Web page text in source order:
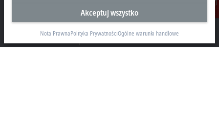
Kontakt
Siedziba Główna Polska
Beckhoff Automation Sp. z o.o.
Żabieniec, ul. Ruczajowa 15
Akceptuj wszystko
Nota PrawnaPolityka PrywatnościOgólne warunki handlowe